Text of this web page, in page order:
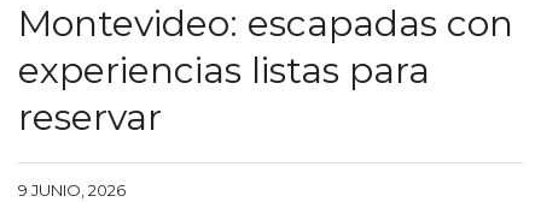
Montevideo: escapadas con
experiencias listas para
reservar
9 JUNIO, 2026